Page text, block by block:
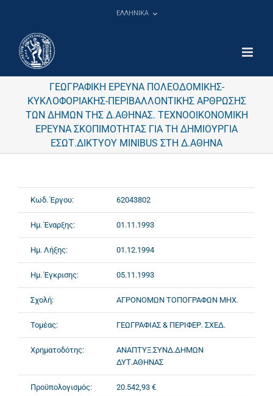
ΕΛΛΗΝΙΚΑ
ΓΕΩΓΡΑΦΙΚΗ ΕΡΕΥΝΑ ΠΟΛΕΟΔΟΜΙΚΗΣ-
ΚΥΚΛΟΦΟΡΙΑΚΗΣ-ΠΕΡΙΒΑΛΛΟΝΤΙΚΗΣ ΑΡΘΡΩΣΗΣ
ΤΩΝ ΔΗΜΩΝ ΤΗΣ Δ.ΑΘΗΝΑΣ. ΤΕΧΝΟΟΙΚΟΝΟΜΙΚΗ
ΕΡΕΥΝΑ ΣΚΟΠΙΜΟΤΗΤΑΣ ΓΙΑ ΤΗ ΔΗΜΙΟΥΡΓΙΑ
ΕΣΩΤ.ΔΙΚΤΥΟΥ MINIBUS ΣΤΗ Δ.ΑΘΗΝΑ
Κωδ. Έργου: 62043802
Ημ. Έναρξης: 01.11.1993
Ημ. Λήξης: 01.12.1994
Ημ. Έγκρισης: 05.11.1993
Σχολή: ΑΓΡΟΝΟΜΩΝ ΤΟΠΟΓΡΑΦΩΝ ΜΗΧ.
Τομέας: ΓΕΩΓΡΑΦΙΑΣ & ΠΕΡΙΦΕΡ. ΣΧΕΔ.
Χρηματοδότης:
ΑΝΑΠΤΥΞ.ΣΥΝΔ.ΔΗΜΩΝ
ΔΥΤ.ΑΘΗΝΑΣ
Προϋπολογισμός: 20.542,93 €